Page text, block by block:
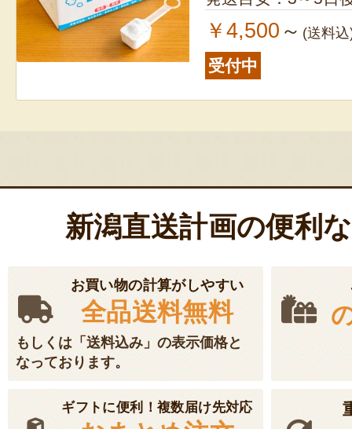
￥4,500 ～ (送料
受付中
新潟直送計画の便利
お買い物の計算がしやすい
全品送料無料
もしくは「送料込み」の表示価格と
なっております。
ギフトに便利！複数届け先対応